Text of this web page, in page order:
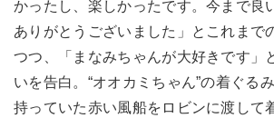
かったし、楽しかったです。今まで良
ありがとうございました」とこれまで
つつ、「まなみちゃんが大好きです」
いを告白。“オオカミちゃん”の着ぐる
持っていた赤い風船をロビンに渡して